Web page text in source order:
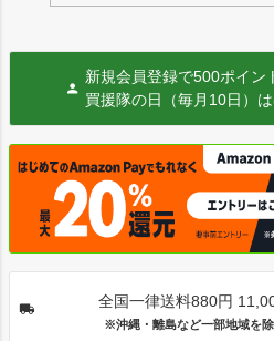
新規会員登録で500ポイン
買援隊の日（毎月10日）
全国一律送料880円
※沖縄・離島など一部地域を